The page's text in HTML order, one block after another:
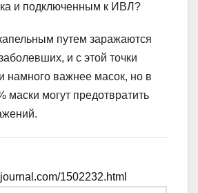
и подключенным к ИВЛ?
путем заражаются
и с этой точки
намного важнее масок, но в
маски могут предотвратить
1502232.html